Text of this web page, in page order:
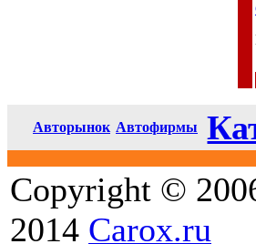
Авторынок Автофирмы
Copyright ©
2014 Carox.ru